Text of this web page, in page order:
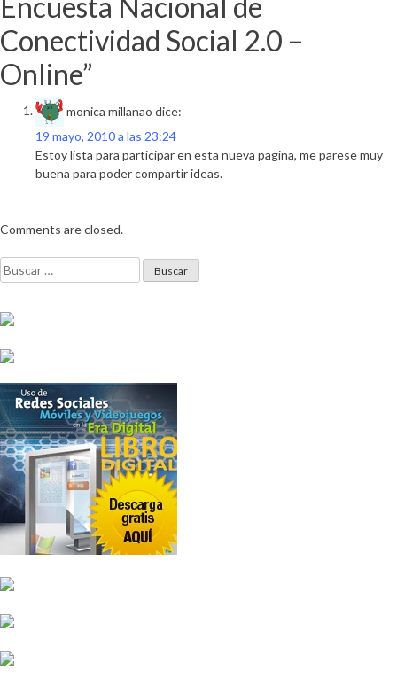
Conectividad Social 2.0 –
Online”
monica millanao dice:
19 mayo, 2010 a las 23:24
Estoy lista para participar en esta nueva pagina, me parese muy
buena para poder compartir ideas.
Comments are closed.
Buscar: